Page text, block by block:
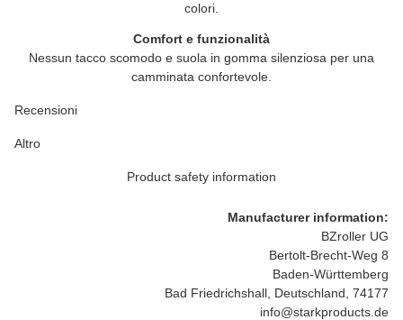
colori.
Comfort e funzionalità
Nessun tacco scomodo e suola in gomma silenziosa per una
camminata confortevole.
Recensioni
Altro
Product safety information
Manufacturer information:
BZroller UG
Bertolt-Brecht-Weg 8
Baden-Württemberg
Bad Friedrichshall, Deutschland, 74177
info@starkproducts.de